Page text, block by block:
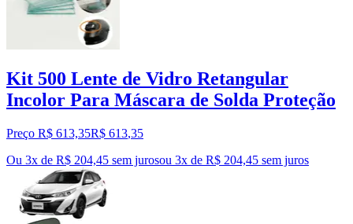
Kit 500 Lente de Vidro Retangular
Incolor Para Máscara de Solda Proteção
Preço R$ 613,35R$ 613,35
Ou 3x de R$ 204,45 sem jurosou 3x de R$ 204,45 sem juros